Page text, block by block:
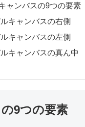
ャンバスの9つの要素
キャンバスの右側
キャンバスの左側
キャンバスの真ん中
9つの要素